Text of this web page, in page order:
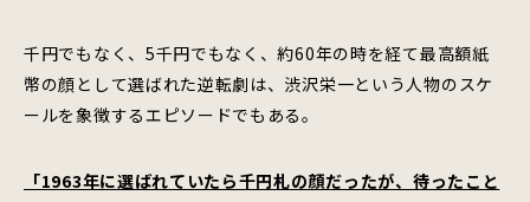
千円でもなく、5千円でもなく、約60年の時を経て最高額紙
幣の顔として選ばれた逆転劇は、渋沢栄一という人物のスケ
ールを象徴するエピソードでもある。
「1963年に選ばれていたら千円札の顔だったが、待ったこと